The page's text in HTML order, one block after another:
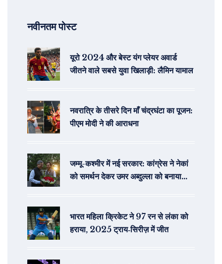
नवीनतम पोस्ट
यूरो 2024 और बेस्ट यंग प्लेयर अवार्ड
जीतने वाले सबसे युवा खिलाड़ी: लैमिन यामाल
नवरात्रि के तीसरे दिन माँ चंद्रघंटा का पूजन:
पीएम मोदी ने की आराधना
जम्मू-कश्मीर में नई सरकार: कांग्रेस ने नेकां
को समर्थन देकर उमर अब्दुल्ला को बनाया
भारत महिला क्रिकेट ने 97 रन से लंका को
हराया, 2025 ट्राय‑सिरीज़ में जीत